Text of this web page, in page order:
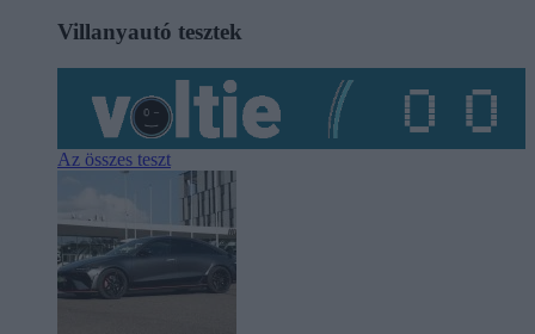
Villanyautó tesztek
Az összes teszt